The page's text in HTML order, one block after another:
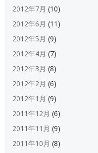
2012年7月 (10)
2012年6月 (11)
2012年5月 (9)
2012年4月 (7)
2012年3月 (8)
2012年2月 (6)
2012年1月 (9)
2011年12月 (6)
2011年11月 (9)
2011年10月 (8)